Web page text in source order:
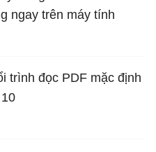
ngay trên máy tính
trình đọc PDF mặc định